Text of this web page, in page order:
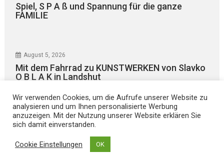
Spiel, S P A ß und Spannung für die ganze
FAMILIE
August 5, 2026
Mit dem Fahrrad zu KUNSTWERKEN von Slavko
O B L A K in Landshut
Wir verwenden Cookies, um die Aufrufe unserer Website zu
analysieren und um Ihnen personalisierte Werbung
anzuzeigen. Mit der Nutzung unserer Website erklären Sie
sich damit einverstanden.
Cookie Einstellungen OK